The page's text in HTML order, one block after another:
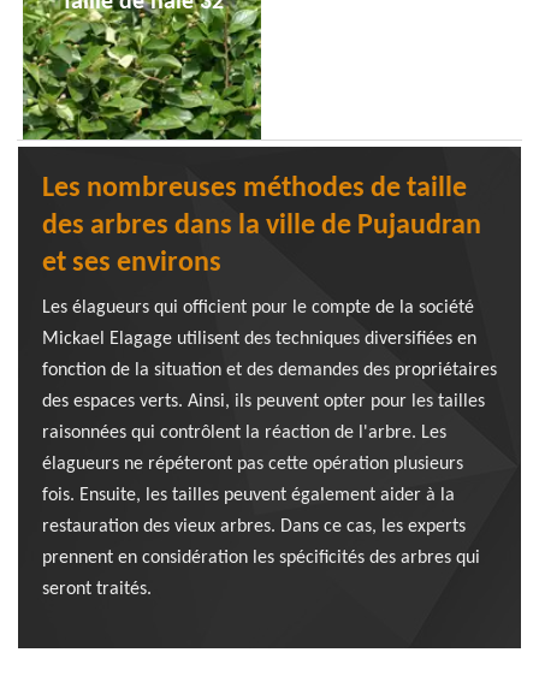
Les nombreuses méthodes de taille
des arbres dans la ville de Pujaudran
et ses environs
Les élagueurs qui officient pour le compte de la société
Mickael Elagage utilisent des techniques diversifiées en
fonction de la situation et des demandes des propriétaires
des espaces verts. Ainsi, ils peuvent opter pour les tailles
raisonnées qui contrôlent la réaction de l'arbre. Les
élagueurs ne répéteront pas cette opération plusieurs
fois. Ensuite, les tailles peuvent également aider à la
restauration des vieux arbres. Dans ce cas, les experts
prennent en considération les spécificités des arbres qui
seront traités.